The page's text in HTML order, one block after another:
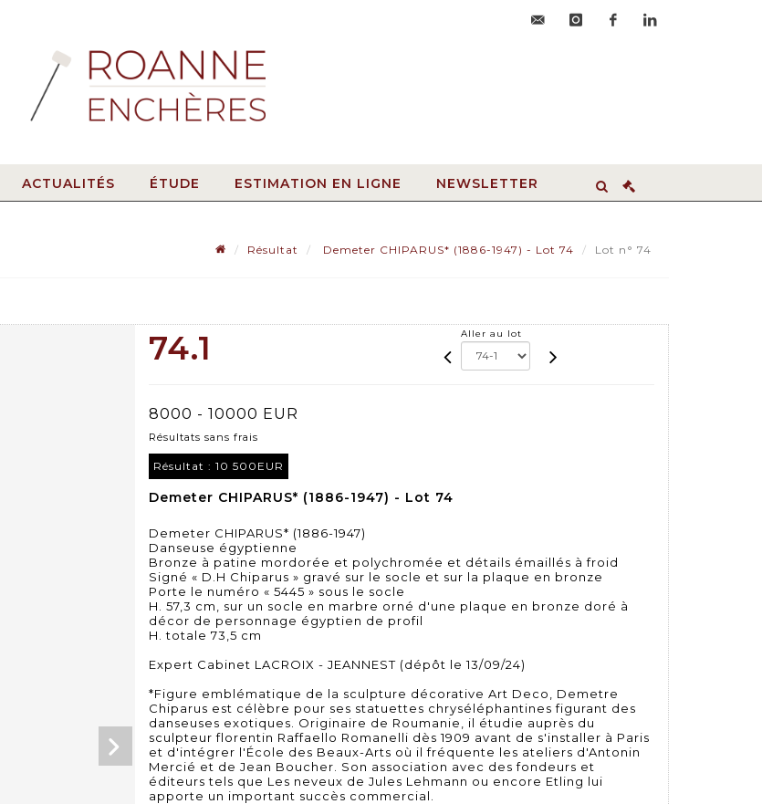
ACTUALITÉS ÉTUDE ESTIMATION EN LIGNE NEWSLETTER
Résultat Demeter CHIPARUS* (1886-1947) - Lot 74 Lot n° 74
74.1 Aller au lot
8000 - 10000 EUR
Résultats sans frais
Résultat : 10 500EUR
Demeter CHIPARUS* (1886-1947) - Lot 74
Demeter CHIPARUS* (1886-1947)
Danseuse égyptienne
Bronze à patine mordorée et polychromée et détails émaillés à froid
Signé « D.H Chiparus » gravé sur le socle et sur la plaque en bronze
Porte le numéro « 5445 » sous le socle
H. 57,3 cm, sur un socle en marbre orné d'une plaque en bronze doré à
décor de personnage égyptien de profil
H. totale 73,5 cm
Expert Cabinet LACROIX - JEANNEST (dépôt le 13/09/24)
*Figure emblématique de la sculpture décorative Art Deco, Demetre
Chiparus est célèbre pour ses statuettes chryséléphantines figurant des
danseuses exotiques. Originaire de Roumanie, il étudie auprès du
sculpteur florentin Raffaello Romanelli dès 1909 avant de s'installer à Paris
et d'intégrer l'École des Beaux-Arts où il fréquente les ateliers d'Antonin
Mercié et de Jean Boucher. Son association avec des fondeurs et
éditeurs tels que Les neveux de Jules Lehmann ou encore Etling lui
apporte un important succès commercial.